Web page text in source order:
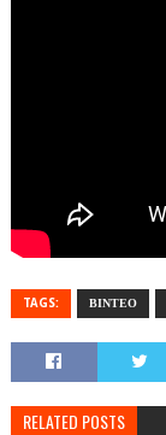
TAGS: ΒΙΝΤΕΟ
RELATED POSTS